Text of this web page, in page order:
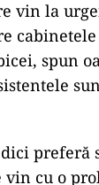
vin la
spun
preferă
cu o